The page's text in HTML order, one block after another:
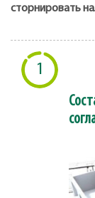
сторнировать
1